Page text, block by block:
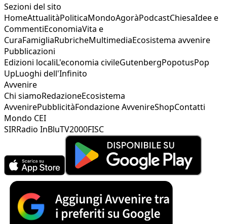
Sezioni del sito
HomeAttualitàPoliticaMondoAgoràPodcastChiesaIdee e
CommentiEconomiaVita e
CuraFamigliaRubricheMultimediaEcosistema avvenire
Pubblicazioni
Edizioni localiL'economia civileGutenbergPopotusPop
UpLuoghi dell'Infinito
Avvenire
Chi siamoRedazioneEcosistema
AvvenirePubblicitàFondazione AvvenireShopContatti
Mondo CEI
SIRRadio InBluTV2000FISC